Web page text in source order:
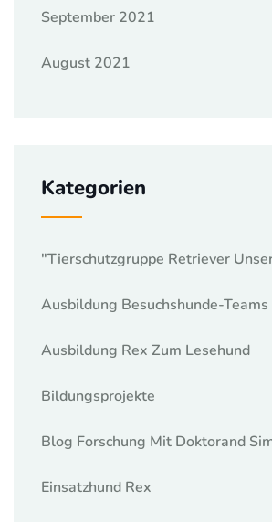
September 2021
August 2021
Kategorien
"Tierschutzgruppe Retriever
Ausbildung Besuchshunde-Teams
Ausbildung Rex Zum Lesehund
Bildungsprojekte
Blog Forschung Mit Doktorand
Einsatzhund Rex